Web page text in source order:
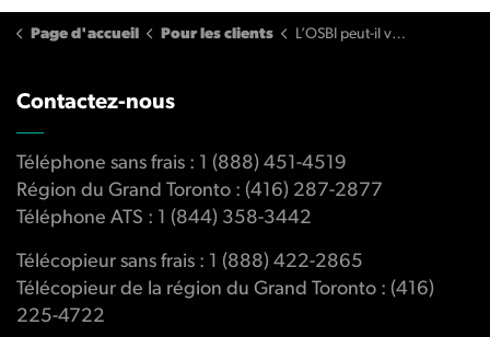
Page d'accueil Pour les clients L’OSBI peut-il vous aider?
Contactez-nous
Téléphone sans frais : 1 (888) 451-4519
Région du Grand Toronto : (416) 287-2877
Téléphone ATS : 1 (844) 358-3442
Télécopieur sans frais : 1 (888) 422-2865
Télécopieur de la région du Grand Toronto : (416)
225-4722